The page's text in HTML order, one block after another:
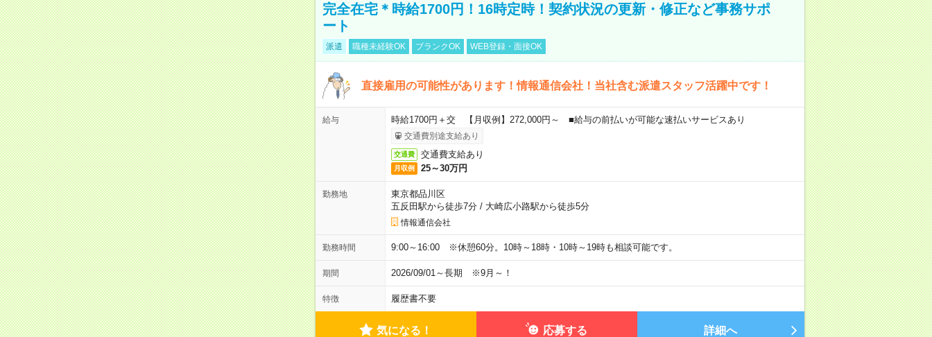
完全在宅＊時給1700円！16時定時！契約状況の更新・修正など事務サポ
ート
派遣 職種未経験OK ブランクOK WEB登録・面接OK
直接雇用の可能性があります！情報通信会社！当社含む派遣スタッフ活躍中です！
給与 時給1700円＋交 【月収例】272,000円～ ■給与の前払いが可能な速払いサービスあり
交通費別途支給あり
交通費 交通費支給あり
月収例 25～30万円
勤務地
東京都品川区
五反田駅から徒歩7分/ 大崎広小路駅から徒歩5分
情報通信会社
勤務時間 9:00～16:00 ※休憩60分。10時～18時・10時～19時も相談可能です。
期間 2026/09/01～長期 ※9月～！
特徴 履歴書不要
気になる！ 応募する 詳細へ